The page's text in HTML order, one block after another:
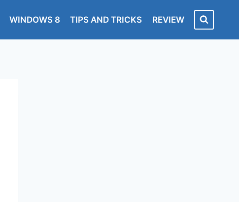
WINDOWS 8 TIPS AND TRICKS REVIEW